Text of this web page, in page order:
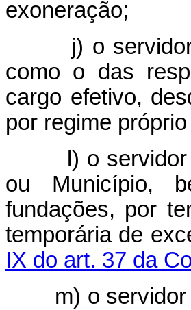
exoneração;
j) o
como o das
cargo efetivo,
por regime
l) o
ou Município,
fundações, por
temporária de
IX do art. 37 da
m) o